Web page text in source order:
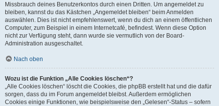
Missbrauch deines Benutzerkontos durch einen Dritten. Um angemeldet zu
bleiben, kannst du das Kästchen „Angemeldet bleiben“ beim Anmelden
auswählen. Dies ist nicht empfehlenswert, wenn du dich an einem öffentlichen
Computer, zum Beispiel in einem Internetcafé, befindest. Wenn diese Option
nicht zur Verfügung steht, dann wurde sie vermutlich von der Board-
Administration ausgeschaltet.
Nach oben
Wozu ist die Funktion „Alle Cookies löschen“?
„Alle Cookies löschen“ löscht die Cookies, die phpBB erstellt hat und die dafür
sorgen, dass du im Forum angemeldet bleibst. Außerdem ermöglichen
Cookies einige Funktionen, wie beispielsweise den „Gelesen“-Status – sofern